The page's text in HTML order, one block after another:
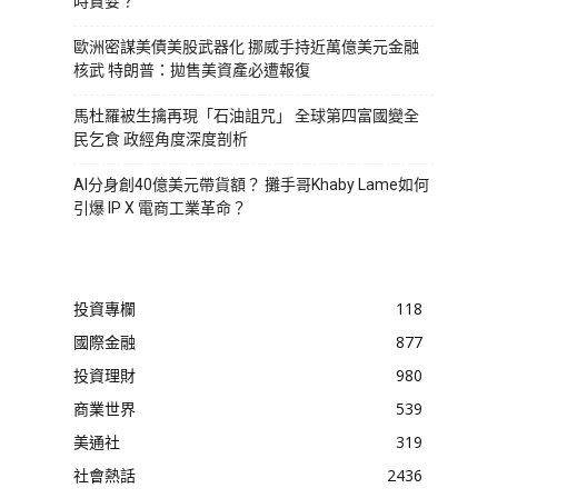
歐洲密謀美債美股武器化 挪威手持近萬億美元金融
核武 特朗普：拋售美資產必遭報復
馬杜羅被生擒再現「石油詛咒」 全球第四富國變全
民乞食 政經角度深度剖析
AI分身創40億美元帶貨額？ 攤手哥Khaby Lame如何
引爆 IP X 電商工業革命？
投資專欄
118
國際金融
877
投資理財
980
商業世界
539
美通社
319
社會熱話
2436